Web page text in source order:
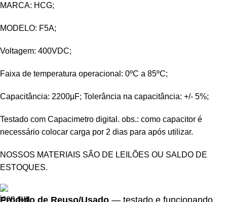
MARCA: HCG;
MODELO: F5A;
Voltagem: 400VDC;
Faixa de temperatura operacional: 0ºC a 85ºC;
Capacitância: 2200µF; Tolerância na capacitância: +/- 5%;
Testado com Capacimetro digital. obs.: como capacitor é
necessário colocar carga por 2 dias para após utilizar.
NOSSOS MATERIAIS SÃO DE LEILÕES OU SALDO DE
ESTOQUES.
Produto de Reuso/Usado — testado e funcionando